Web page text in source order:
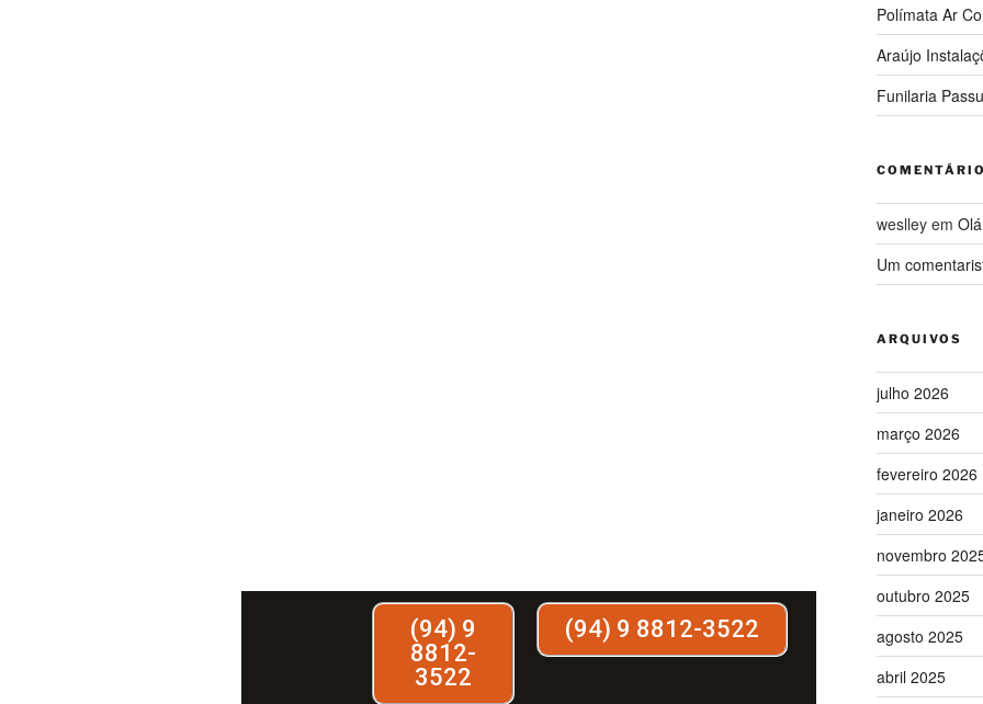
(94) 9
8812-
3522
(94) 9 8812-3522
Polímata Ar
Araújo
Funilaria
weslleyem
Um
ARQUIVOS
julho 2026
março 2026
fevereiro 2026
janeiro 2026
novembro
outubro 2025
agosto 2025
abril 2025